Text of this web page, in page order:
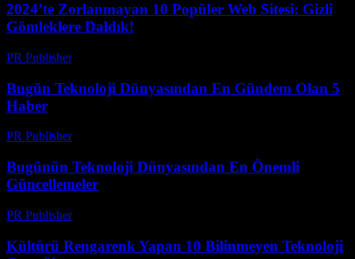
2024’te Zorlanmayan 10 Popüler Web Sitesi: Gizli
Gömleklere Daldık!
PR Publisher-
Bugün Teknoloji Dünyasından En Gündem Olan 5
Haber
PR Publisher-
Bugünün Teknoloji Dünyasından En Önemli
Güncellemeler
PR Publisher-
Kültürü Rengarenk Yapan 10 Bilinmeyen Teknoloji